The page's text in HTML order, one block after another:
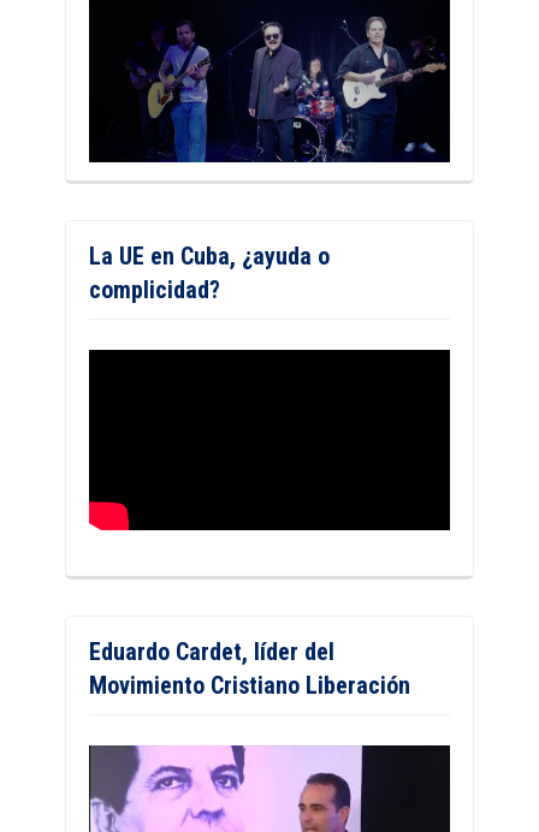
La UE en Cuba, ¿ayuda o
complicidad?
Eduardo Cardet, líder del
Movimiento Cristiano Liberación